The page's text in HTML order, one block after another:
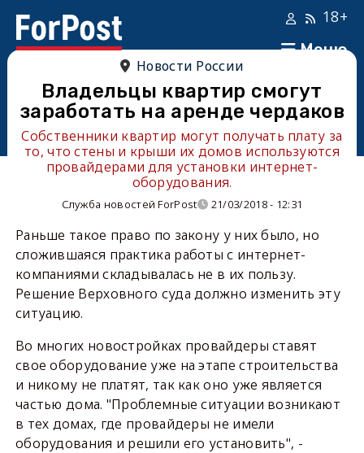
Меню
18+
Новости России
Владельцы квартир смогут
заработать на аренде чердаков
Собственники квартир могут получать плату за
то, что стены и крыши их домов используются
провайдерами для установки интернет-
оборудования.
Служба новостей ForPost 21/03/2018 - 12:31
Раньше такое право по закону у них было, но
сложившаяся практика работы с интернет-
компаниями складывалась не в их пользу.
Решение Верховного суда должно изменить эту
ситуацию.
Во многих новостройках провайдеры ставят
свое оборудование уже на этапе строительства
и никому не платят, так как оно уже является
частью дома. "Проблемные ситуации возникают
в тех домах, где провайдеры не имели
оборудования и решили его установить", -